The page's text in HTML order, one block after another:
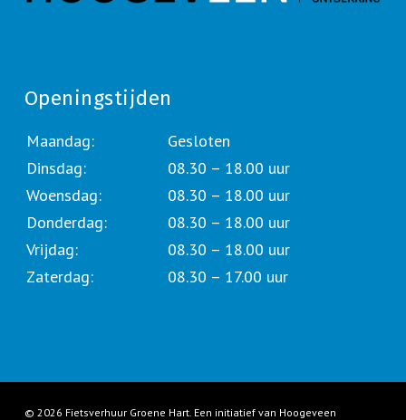
Openingstijden
Maandag:
Gesloten
Dinsdag:
08.30 – 18.00 uur
Woensdag:
08.30 – 18.00 uur
Donderdag:
08.30 – 18.00 uur
Vrijdag:
08.30 – 18.00 uur
Zaterdag:
08.30 – 17.00 uur
© 2026 Fietsverhuur Groene Hart. Een initiatief van Hoogeveen